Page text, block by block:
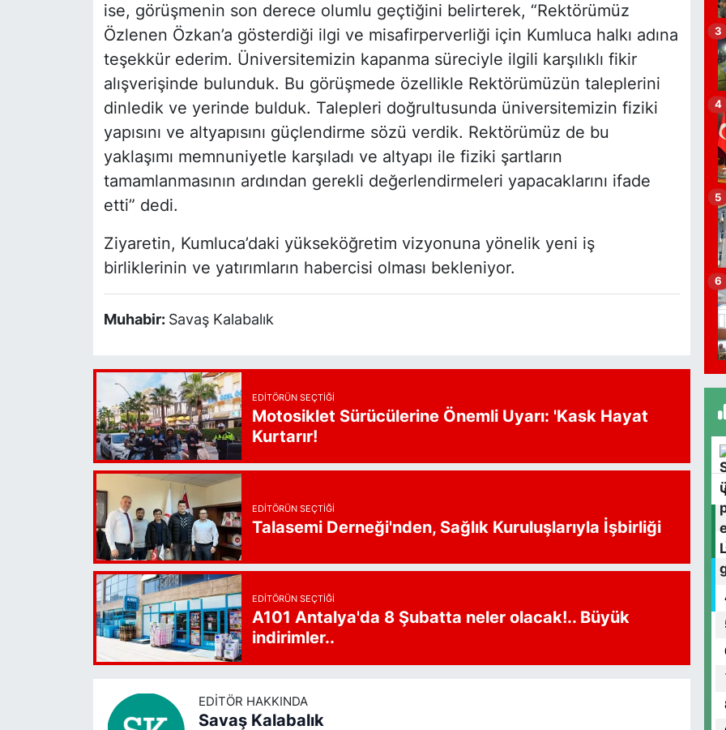
ise, görüşmenin son derece olumlu geçtiğini belirterek, “Rektörümüz
Özlenen Özkan’a gösterdiği ilgi ve misafirperverliği için Kumluca halkı adına
teşekkür ederim. Üniversitemizin kapanma süreciyle ilgili karşılıklı fikir
alışverişinde bulunduk. Bu görüşmede özellikle Rektörümüzün taleplerini
dinledik ve yerinde bulduk. Talepleri doğrultusunda üniversitemizin fiziki
yapısını ve altyapısını güçlendirme sözü verdik. Rektörümüz de bu
yaklaşımı memnuniyetle karşıladı ve altyapı ile fiziki şartların
tamamlanmasının ardından gerekli değerlendirmeleri yapacaklarını ifade
etti” dedi.
Ziyaretin, Kumluca’daki yükseköğretim vizyonuna yönelik yeni iş
birliklerinin ve yatırımların habercisi olması bekleniyor.
Muhabir: Savaş Kalabalık
EDITÖRÜN SEÇTIĞI
Motosiklet Sürücülerine Önemli Uyarı: 'Kask Hayat
Kurtarır!
EDITÖRÜN SEÇTIĞI
Talasemi Derneği'nden, Sağlık Kuruluşlarıyla İşbirliği
EDITÖRÜN SEÇTIĞI
A101 Antalya'da 8 Şubatta neler olacak!.. Büyük
indirimler..
EDITÖR HAKKINDA
Savaş Kalabalık
3
4
5
6